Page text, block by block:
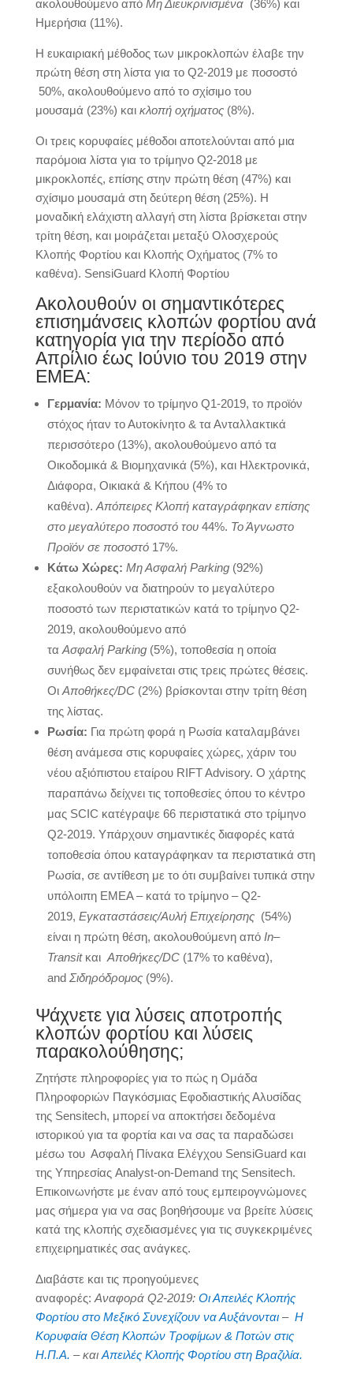
ακολουθούμενο από Μη Διευκρινισμένα (36%) και
Ημερήσια (11%).
Η ευκαιριακή μέθοδος των μικροκλοπών έλαβε την
πρώτη θέση στη λίστα για το Q2-2019 με ποσοστό
50%, ακολουθούμενο από το σχίσιμο του
μουσαμά (23%) και κλοπή οχήματος (8%).
Οι τρεις κορυφαίες μέθοδοι αποτελούνται από μια
παρόμοια λίστα για το τρίμηνο Q2-2018 με
μικροκλοπές, επίσης στην πρώτη θέση (47%) και
σχίσιμο μουσαμά στη δεύτερη θέση (25%). Η
μοναδική ελάχιστη αλλαγή στη λίστα βρίσκεται στην
τρίτη θέση, και μοιράζεται μεταξύ Ολοσχερούς
Κλοπής Φορτίου και Κλοπής Οχήματος (7% το
καθένα). SensiGuard Κλοπή Φορτίου
Ακολουθούν οι σημαντικότερες
επισημάνσεις κλοπών φορτίου ανά
κατηγορία για την περίοδο από
Απρίλιο έως Ιούνιο του 2019 στην
ΕΜΕΑ:
Γερμανία: Μόνον το τρίμηνο Q1-2019, το προϊόν
στόχος ήταν το Αυτοκίνητο & τα Ανταλλακτικά
περισσότερο (13%), ακολουθούμενο από τα
Οικοδομικά & Βιομηχανικά (5%), και Ηλεκτρονικά,
Διάφορα, Οικιακά & Κήπου (4% το
καθένα). Απόπειρες Κλοπή καταγράφηκαν επίσης
στο μεγαλύτερο ποσοστό του 44%. Το Άγνωστο
Προϊόν σε ποσοστό17%.
Κάτω Χώρες: Μη Ασφαλή Parking(92%)
εξακολουθούν να διατηρούν το μεγαλύτερο
ποσοστό των περιστατικών κατά το τρίμηνο Q2-
2019, ακολουθούμενο από
τα Ασφαλή Parking(5%), τοποθεσία η οποία
συνήθως δεν εμφαίνεται στις τρεις πρώτες θέσεις.
Οι Αποθήκες/DC(2%) βρίσκονται στην τρίτη θέση
της λίστας.
Ρωσία: Για πρώτη φορά η Ρωσία καταλαμβάνει
θέση ανάμεσα στις κορυφαίες χώρες, χάριν του
νέου αξιόπιστου εταίρου RIFT Advisory. Ο χάρτης
παραπάνω δείχνει τις τοποθεσίες όπου το κέντρο
μας SCIC κατέγραψε 66 περιστατικά στο τρίμηνο
Q2-2019. Υπάρχουν σημαντικές διαφορές κατά
τοποθεσία όπου καταγράφηκαν τα περιστατικά στη
Ρωσία, σε αντίθεση με το ότι συμβαίνει τυπικά στην
υπόλοιπη ΕΜΕΑ – κατά το τρίμηνο – Q2-
2019, Εγκαταστάσεις/Αυλή Επιχείρησης (54%)
είναι η πρώτη θέση, ακολουθούμενη από In–
Transitκαι Αποθήκες/DC(17% το καθένα),
and Σιδηρόδρομος(9%).
Ψάχνετε για λύσεις αποτροπής
κλοπών φορτίου και λύσεις
παρακολούθησης;
Ζητήστε πληροφορίες για το πώς η Ομάδα
Πληροφοριών Παγκόσμιας Εφοδιαστικής Αλυσίδας
της Sensitech, μπορεί να αποκτήσει δεδομένα
ιστορικού για τα φορτία και να σας τα παραδώσει
μέσω του Ασφαλή Πίνακα Ελέγχου SensiGuard και
της Υπηρεσίας Analyst-on-Demand της Sensitech.
Επικοινωνήστε με έναν από τους εμπειρογνώμονες
μας σήμερα για να σας βοηθήσουμε να βρείτε λύσεις
κατά της κλοπής σχεδιασμένες για τις συγκεκριμένες
επιχειρηματικές σας ανάγκες.
Διαβάστε και τις προηγούμενες
αναφορές: Αναφορά Q2-2019: Οι Απειλές Κλοπής
Φορτίου στο Μεξικό Συνεχίζουν να Αυξάνονται– Η
Κορυφαία Θέση Κλοπών Τροφίμων & Ποτών στις
Η.Π.Α. – και Απειλές Κλοπής Φορτίου στη Βραζιλία.